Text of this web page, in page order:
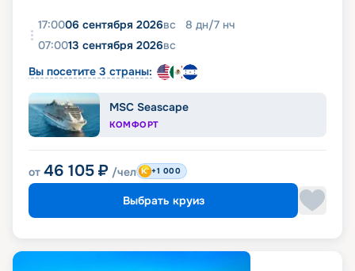
17:0006 сентября 2026вс 8 дн/7 нч
07:0013 сентября 2026вс
Вы посетите 3 страны:
MSC Seascape
КОМФОРТ
от 46 105 ₽ /чел +1 000
Выбрать круиз